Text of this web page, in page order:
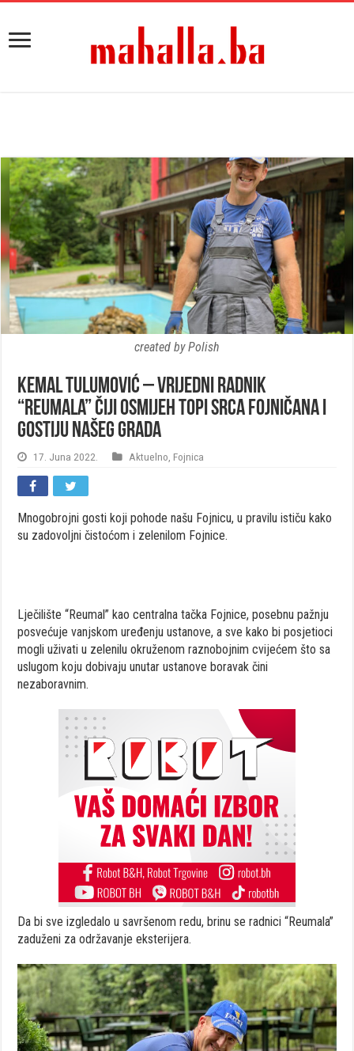
created by Polish
Kemal Tulumović – vrijedni radnik
“Reumala” čiji osmijeh topi srca Fojničana i
gostiju našeg grada
17. Juna 2022. Aktuelno Fojnica
Mnogobrojni gosti koji pohode našu Fojnicu, u pravilu ističu kako
su zadovoljni čistoćom i zelenilom Fojnice.
Lječilište “Reumal” kao centralna tačka Fojnice, posebnu pažnju
posvećuje vanjskom uređenju ustanove, a sve kako bi posjetioci
mogli uživati u zelenilu okruženom raznobojnim cvijećem što sa
uslugom koju dobivaju unutar ustanove boravak čini
nezaboravnim.
Da bi sve izgledalo u savršenom redu, brinu se radnici “Reumala”
zaduženi za održavanje eksterijera.